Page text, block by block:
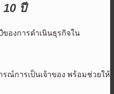
10 ปี
ของการดำเนินธุรกิจใน
ณ์การเป็นเจ้าของ พร้อมช่วยให้